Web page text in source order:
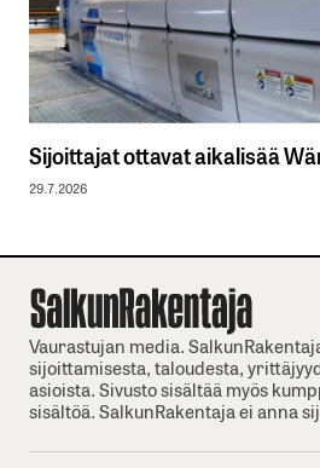
Sijoittajat ottavat aikalisää
29.7.2026
Vaurastujan media.
sijoittamisesta, taloudesta,
asioista. Sivusto sisältää myös
sisältöä. SalkunRakentaja ei anna